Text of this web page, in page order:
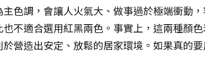
色調，會讓人火氣大、做事過於極端衝動
不適合選用紅黑兩色。事實上，這兩種顏
營造出安定、放鬆的居家環境。如果真的